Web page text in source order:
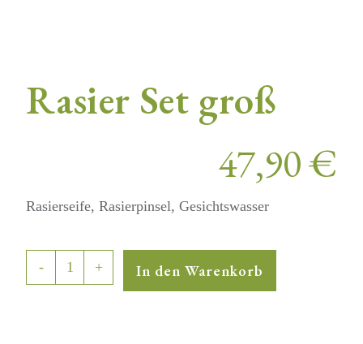
Rasier Set groß
47,90€
Rasierseife, Rasierpinsel, Gesichtswasser
- + In den Warenkorb